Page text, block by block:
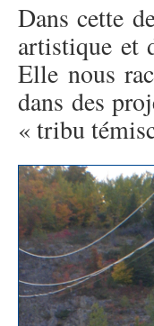
Dans cette
artistique et
Elle nous
dans des
« tribu